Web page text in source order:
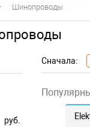
Шинопроводы
руб.
Сначала: